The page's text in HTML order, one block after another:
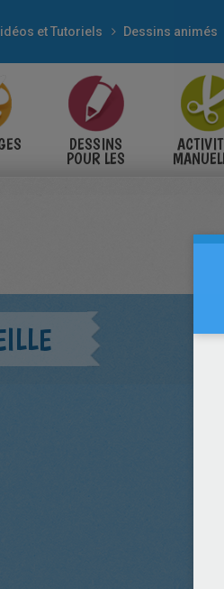
et Tutoriels Dessins animés
DESSINS
POUR LES